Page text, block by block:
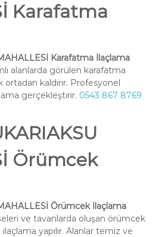
Karafatma
Karafatma İlaçlama
alanlarda görülen karafatma
ortadan kaldırır. Profesyonel
gerçekleştirir. 0543 867 8769
Örümcek
Örümcek İlaçlama
ve tavanlarda oluşan örümcek
yapılır. Alanlar temiz ve